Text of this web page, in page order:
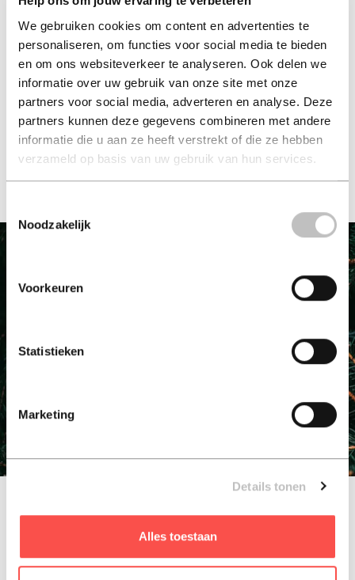
We gebruiken cookies om content en advertenties te
personaliseren, om functies voor social media te bieden
en om ons websiteverkeer te analyseren. Ook delen we
informatie over uw gebruik van onze site met onze
partners voor social media, adverteren en analyse. Deze
partners kunnen deze gegevens combineren met andere
informatie die u aan ze heeft verstrekt of die ze hebben
verzameld op basis van uw gebruik van hun services.
Noodzakelijk
Voorkeuren
Statistieken
Marketing
Details tonen
Alles toestaan
inwisselen
Wist je dat een leescadeau één van de populairste
cadeaus is die iemand ontvangt? Boek & bladkado is hét
Met de giftcard kies je uit de grootste collectie boeken,
e-books, luisterboeken & tijdschriften (+100.000). Ideaal
populaire titels